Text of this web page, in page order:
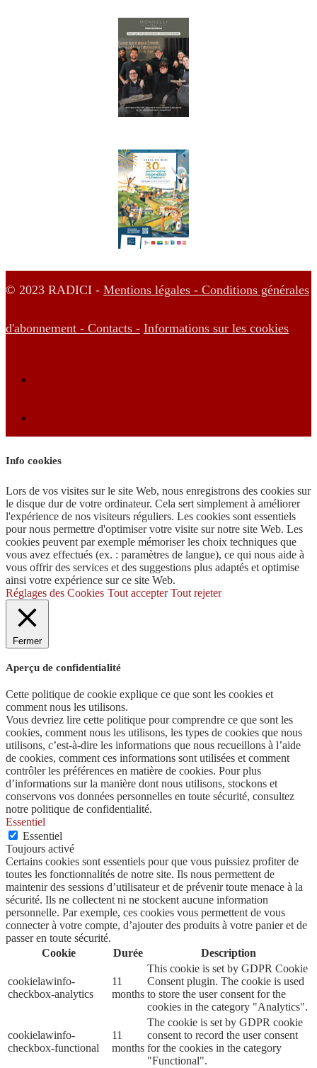
© 2023 RADICI - Mentions légales - Conditions générales
d'abonnement - Contacts - Informations sur les cookies
Info cookies
Lors de vos visites sur le site Web, nous enregistrons des cookies sur
le disque dur de votre ordinateur. Cela sert simplement à améliorer
l'expérience de nos visiteurs réguliers. Les cookies sont essentiels
pour nous permettre d'optimiser votre visite sur notre site Web. Les
cookies peuvent par exemple mémoriser les choix techniques que
vous avez effectués (ex. : paramètres de langue), ce qui nous aide à
vous offrir des services et des suggestions plus adaptés et optimise
ainsi votre expérience sur ce site Web.
Réglages des Cookies Tout accepter Tout rejeter
Fermer
Aperçu de confidentialité
Cette politique de cookie explique ce que sont les cookies et
comment nous les utilisons.
Vous devriez lire cette politique pour comprendre ce que sont les
cookies, comment nous les utilisons, les types de cookies que nous
utilisons, c’est-à-dire les informations que nous recueillons à l’aide
de cookies, comment ces informations sont utilisées et comment
contrôler les préférences en matière de cookies. Pour plus
d’informations sur la manière dont nous utilisons, stockons et
conservons vos données personnelles en toute sécurité, consultez
notre politique de confidentialité.
Essentiel
Essentiel
Toujours activé
Certains cookies sont essentiels pour que vous puissiez profiter de
toutes les fonctionnalités de notre site. Ils nous permettent de
maintenir des sessions d’utilisateur et de prévenir toute menace à la
sécurité. Ils ne collectent ni ne stockent aucune information
personnelle. Par exemple, ces cookies vous permettent de vous
connecter à votre compte, d’ajouter des produits à votre panier et de
passer en toute sécurité.
Cookie
Durée Description
cookielawinfo-
checkbox-analytics
11
months
This cookie is set by GDPR Cookie
Consent plugin. The cookie is used
to store the user consent for the
cookies in the category "Analytics".
cookielawinfo-
checkbox-functional
11
months
The cookie is set by GDPR cookie
consent to record the user consent
for the cookies in the category
"Functional".